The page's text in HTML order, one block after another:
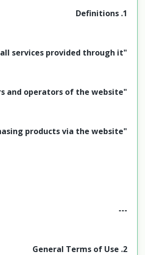
1. Definitions
"Website" refers to borshama.com and all services provided through it.
"We" or "Borshama" refers to the owners and operators of the website.
"You" or "Customer" refers to any user browsing or purchasing products via the website.
---
2. General Terms of Use